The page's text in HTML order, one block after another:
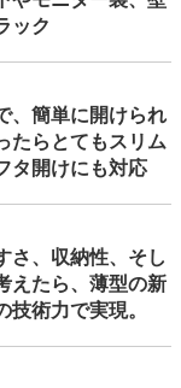
ック
、簡単に開けられ
たらとてもスリム
タ開けにも対応
さ、収納性、そし
えたら、薄型の新
技術力で実現。